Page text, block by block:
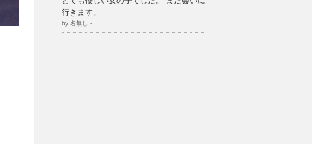
行きます。
by 名無し -